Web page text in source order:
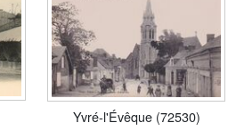
Yvré-l'Évêque (72530)